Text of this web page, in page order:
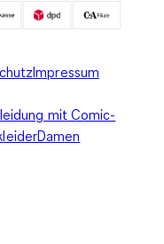
Impressum
mit Comic-
Damen